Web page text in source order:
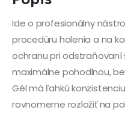
Ide o profesionálny
procedúru holenia a na
ochranu pri
maximálne pohodlnou,
Gél má ľahkú
rovnomerne rozložiť na